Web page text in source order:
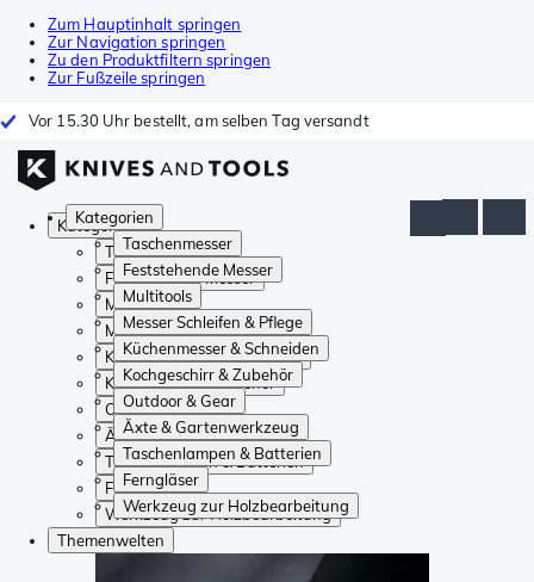
Zum Hauptinhalt springen
Zur Navigation springen
Zu den Produktfiltern springen
Zur Fußzeile springen
Vor 15.30 Uhr bestellt, am selben Tag versandt
Kategorien
Taschenmesser
Feststehende Messer
Multitools
Messer Schleifen & Pflege
Küchenmesser & Schneiden
Kochgeschirr & Zubehör
Outdoor & Gear
Äxte & Gartenwerkzeug
Taschenlampen & Batterien
Ferngläser
Werkzeug zur Holzbearbeitung
Kategorien
Taschenmesser
Feststehende Messer
Multitools
Messer Schleifen & Pflege
Küchenmesser & Schneiden
Kochgeschirr & Zubehör
Outdoor & Gear
Äxte & Gartenwerkzeug
Taschenlampen & Batterien
Ferngläser
Werkzeug zur Holzbearbeitung
Themenwelten